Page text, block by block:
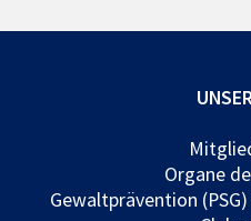
Organe
Gewaltprävention